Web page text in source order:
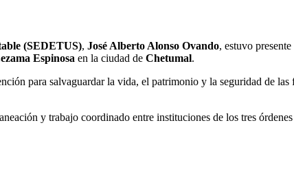
(SEDETUS), José Alberto Alonso Ovando, estuvo
Espinosa en la ciudad de Chetumal.
para salvaguardar la vida, el patrimonio y la seguridad de
y trabajo coordinado entre instituciones de los tres